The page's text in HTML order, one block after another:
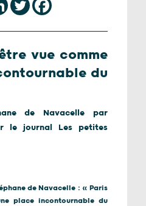
vue comme
du
de Navacelle par
le journal Les petites
de Navacelle : « Paris
place incontournable du